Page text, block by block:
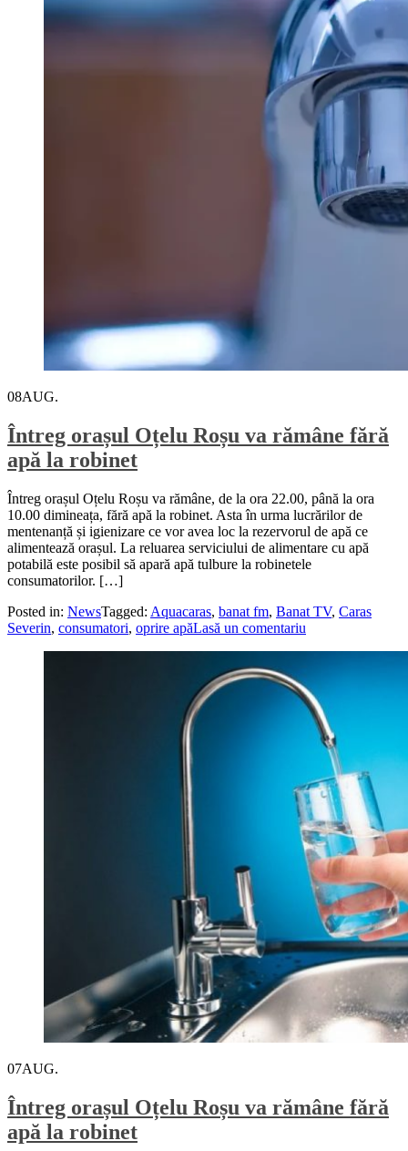
08AUG.
Întreg orașul Oțelu Roșu va rămâne fără
apă la robinet
Întreg orașul Oțelu Roșu va rămâne, de la ora 22.00, până la ora
10.00 dimineața, fără apă la robinet. Asta în urma lucrărilor de
mentenanță și igienizare ce vor avea loc la rezervorul de apă ce
alimentează orașul. La reluarea serviciului de alimentare cu apă
potabilă este posibil să apară apă tulbure la robinetele
consumatorilor. […]
Posted in: NewsTagged: Aquacaras, banat fm, Banat TV, Caras
Severin, consumatori, oprire apăLasă un comentariu
07AUG.
Întreg orașul Oțelu Roșu va rămâne fără
apă la robinet